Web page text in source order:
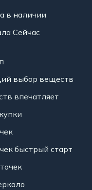
в наличии
Сейчас
выбор веществ
впечатляет
быстрый старт